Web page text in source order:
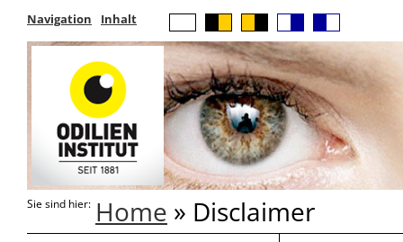
Navigation Inhalt
Sie sind hier: Home » Disclaimer